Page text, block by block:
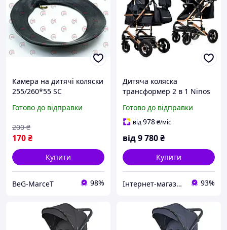
Камера на дитячі коляски
255/260*55 SC
Готово до відправки
170₴
200 ₴
Купити
BeG-MarceT 98%
Дитяча коляска
трансформер 2 в 1 Ninos
Готово до відправки
від978₴/міс
від9 780₴
Купити
Інтернет-магазин "Kid Toys" 93%